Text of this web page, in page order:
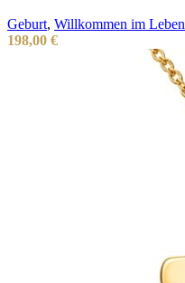
Geburt, Willkommen im Leben
198,00 €